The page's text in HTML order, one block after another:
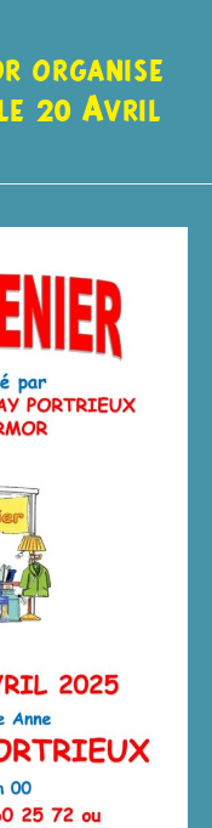
organise
20 Avril